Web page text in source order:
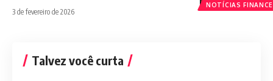
NOTÍCIAS
3 de fevereiro de 2026
Talvez você curta